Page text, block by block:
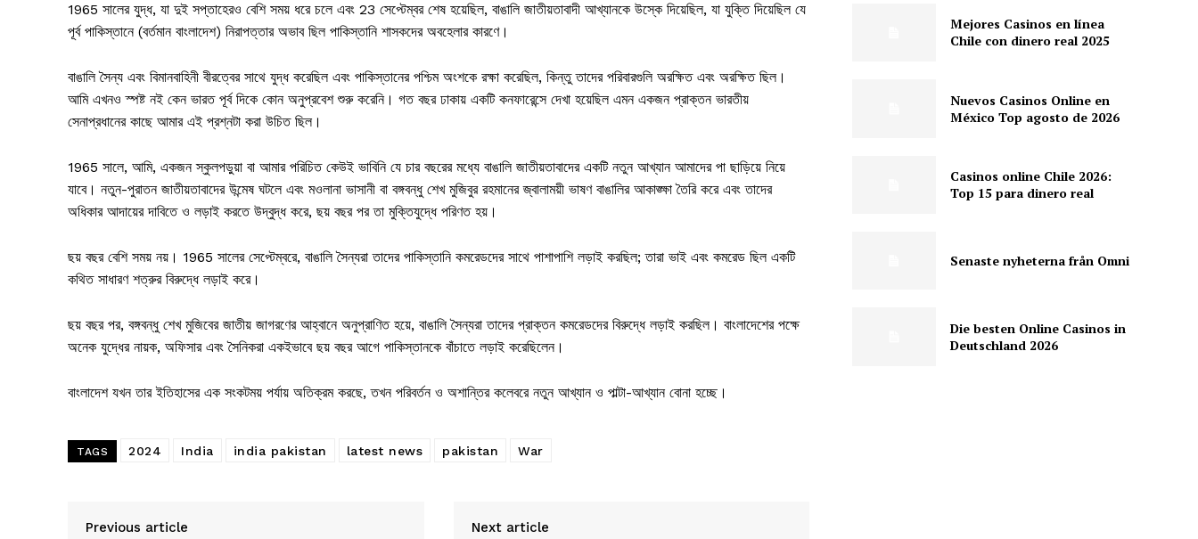
1965 সালের যুদ্ধ, যা দুই সপ্তাহেরও বেশি সময় ধরে চলে এবং 23 সেপ্টেম্বর শেষ হয়েছিল, বাঙালি জাতীয়তাবাদী আখ্যানকে উস্কে দিয়েছিল, যা যুক্তি দিয়েছিল যে
পূর্ব পাকিস্তানে (বর্তমান বাংলাদেশ) নিরাপত্তার অভাব ছিল পাকিস্তানি শাসকদের অবহেলার কারণে।
বাঙালি সৈন্য এবং বিমানবাহিনী বীরত্বের সাথে যুদ্ধ করেছিল এবং পাকিস্তানের পশ্চিম অংশকে রক্ষা করেছিল, কিন্তু তাদের পরিবারগুলি অরক্ষিত এবং অরক্ষিত ছিল।
আমি এখনও স্পষ্ট নই কেন ভারত পূর্ব দিকে কোন অনুপ্রবেশ শুরু করেনি। গত বছর ঢাকায় একটি কনফারেন্সে দেখা হয়েছিল এমন একজন প্রাক্তন ভারতীয়
সেনাপ্রধানের কাছে আমার এই প্রশ্নটা করা উচিত ছিল।
1965 সালে, আমি, একজন স্কুলপড়ুয়া বা আমার পরিচিত কেউই ভাবিনি যে চার বছরের মধ্যে বাঙালি জাতীয়তাবাদের একটি নতুন আখ্যান আমাদের পা ছাড়িয়ে নিয়ে
যাবে। নতুন-পুরাতন জাতীয়তাবাদের উন্মেষ ঘটলে এবং মওলানা ভাসানী বা বঙ্গবন্ধু শেখ মুজিবুর রহমানের জ্বালাময়ী ভাষণ বাঙালির আকাঙ্ক্ষা তৈরি করে এবং তাদের
অধিকার আদায়ের দাবিতে ও লড়াই করতে উদ্বুদ্ধ করে, ছয় বছর পর তা মুক্তিযুদ্ধে পরিণত হয়।
ছয় বছর বেশি সময় নয়। 1965 সালের সেপ্টেম্বরে, বাঙালি সৈন্যরা তাদের পাকিস্তানি কমরেডদের সাথে পাশাপাশি লড়াই করছিল; তারা ভাই এবং কমরেড ছিল একটি
কথিত সাধারণ শত্রুর বিরুদ্ধে লড়াই করে।
ছয় বছর পর, বঙ্গবন্ধু শেখ মুজিবের জাতীয় জাগরণের আহ্বানে অনুপ্রাণিত হয়ে, বাঙালি সৈন্যরা তাদের প্রাক্তন কমরেডদের বিরুদ্ধে লড়াই করছিল। বাংলাদেশের পক্ষে
অনেক যুদ্ধের নায়ক, অফিসার এবং সৈনিকরা একইভাবে ছয় বছর আগে পাকিস্তানকে বাঁচাতে লড়াই করেছিলেন।
বাংলাদেশ যখন তার ইতিহাসের এক সংকটময় পর্যায় অতিক্রম করছে, তখন পরিবর্তন ও অশান্তির কলেবরে নতুন আখ্যান ও পাল্টা-আখ্যান বোনা হচ্ছে।
TAGS 2024 India india pakistan latest news pakistan War
Previous article Next article
Mejores Casinos en línea
Chile con dinero real 2025
Nuevos Casinos Online en
México Top agosto de 2026
Casinos online Chile 2026:
Top 15 para dinero real
Senaste nyheterna från Omni
Die besten Online Casinos in
Deutschland 2026